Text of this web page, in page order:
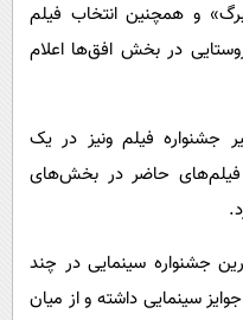
و همچنین انتخاب فیلم
در بخش افق‌ها اعلام
جشنواره فیلم ونیز در یک
حاضر در بخش‌های
جشنواره‌ سینمایی در چند
سینمایی داشته و از میان